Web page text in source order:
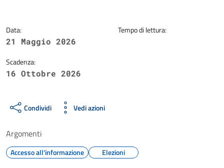
Data:
21 Maggio 2026
Scadenza:
16 Ottobre 2026
Tempo di lettura:
Condividi Vedi azioni
Argomenti
Accesso all'informazione Elezioni